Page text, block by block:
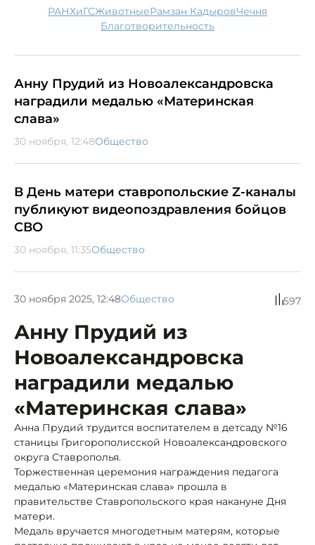
РАНХиГС животные Рамзан Кадыров
Чечня
благотворительность
Анну Прудий из Новоалександровска
наградили медалью «Материнская
слава»
30 ноября, 12:48Общество
В День матери ставропольские Z-каналы
публикуют видеопоздравления бойцов
СВО
30 ноября, 11:35Общество
30 ноября 2025, 12:48Общество 597
Анну Прудий из
Новоалександровска
наградили медалью
«Материнская слава»
Анна Прудий трудится воспитателем в детсаду №16
станицы Григорополисской Новоалександровского
округа Ставрополья.
Торжественная церемония награждения педагога
медалью «Материнская слава» прошла в
правительстве Ставропольского края накануне Дня
матери.
Медаль вручается многодетным матерям, которые